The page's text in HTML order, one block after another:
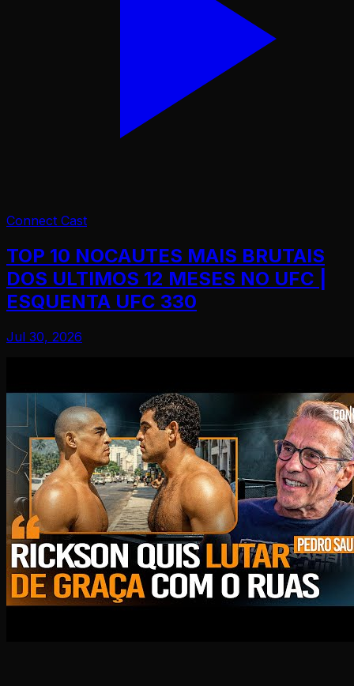
Connect Cast
TOP 10 NOCAUTES MAIS BRUTAIS
DOS ULTIMOS 12 MESES NO UFC |
ESQUENTA UFC 330
Jul 30, 2026